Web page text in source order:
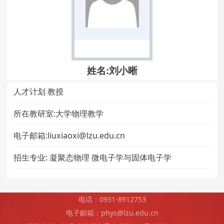
姓名:刘小晰
人才计划 教授
所在教研室:大学物理教学
电子邮箱:liuxiaoxi@lzu.edu.cn
招生专业: 凝聚态物理 微电子学与固体电子学
电话：0931-8912753
电子邮箱：phys@lzu.edu.cn